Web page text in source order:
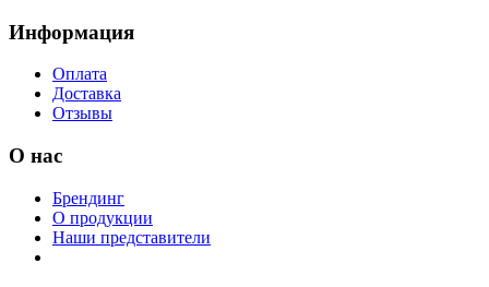
Информация
Оплата
Доставка
Отзывы
О нас
Брендинг
О продукции
Наши представители